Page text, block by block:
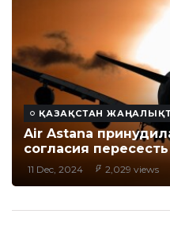
ҚАЗАҚСТАН
Air Astana
согласия
11 Dec, 2024 2,029 views